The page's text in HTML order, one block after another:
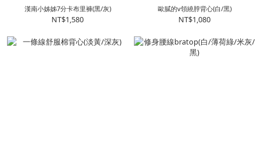
漢南小姊姊7分卡布里褲(黑/灰)
NT$1,580
歐膩的v領繞脖背心(白/黑)
NT$1,080